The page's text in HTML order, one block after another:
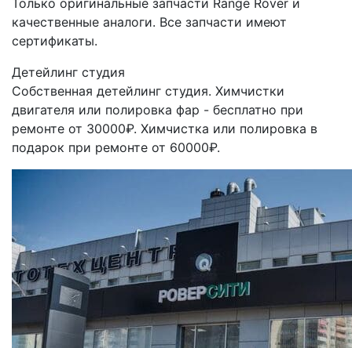
Только оригинальные запчасти Range Rover и
качественные аналоги. Все запчасти имеют
сертификаты.
Детейлинг студия
Собственная детейлинг студия. Химчистки
двигателя или полировка фар - бесплатно при
ремонте от 30000₽. Химчистка или полировка в
подарок при ремонте от 60000₽.